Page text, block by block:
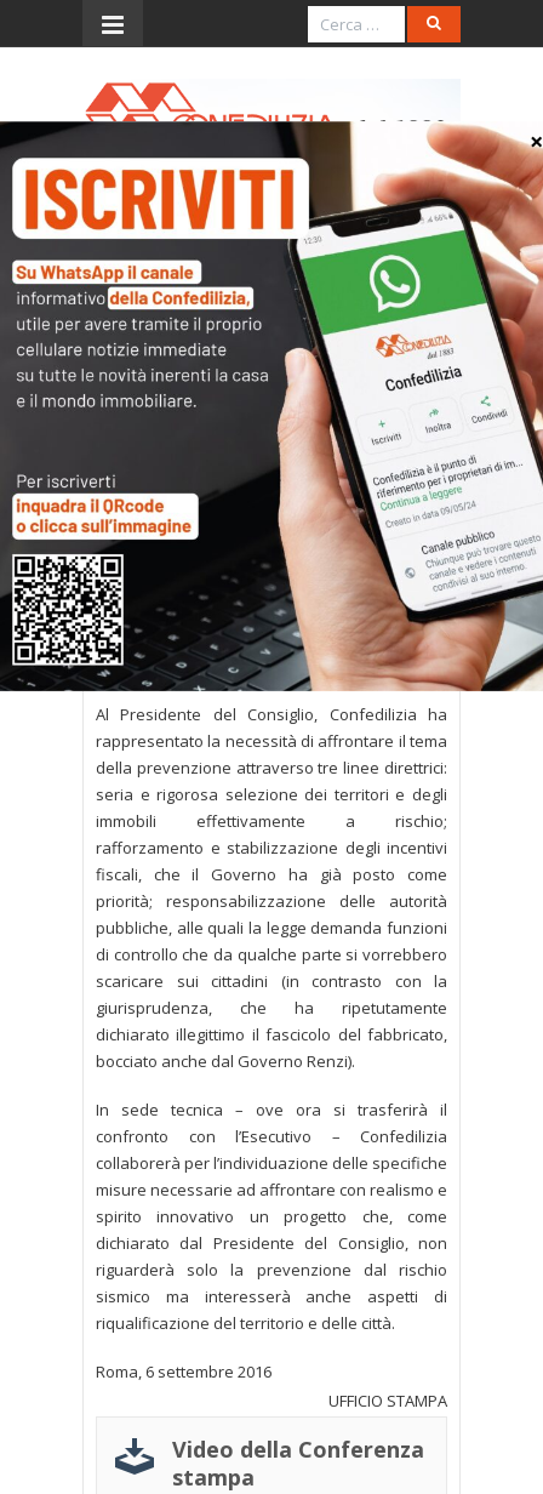
Menu
Renzi a Confedilizia:
l’assicurazione obbligatoria
non è all’ordine del giorno e
non è la soluzione
L’introduzione di una polizza assicurativa
obbligatoria per gli immobili “non è all’ordine del
giorno e non penso sia la soluzione”. Lo ha
detto il Presidente del Consiglio, Matteo Renzi,
rispondendo al Presidente di Confedilizia,
Giorgio Spaziani Testa, nel corso della
consultazione sul progetto Casa Italia svoltasi
nella Sala Verde di Palazzo Chigi. Secondo il
Premier, caricare la classe media di nuovi oneri
risulterebbe contraddittorio dopo l’eliminazione
della tassazione sull’abitazione principale.
Al Presidente del Consiglio, Confedilizia ha
rappresentato la necessità di affrontare il tema
della prevenzione attraverso tre linee direttrici:
seria e rigorosa selezione dei territori e degli
immobili effettivamente a rischio;
rafforzamento e stabilizzazione degli incentivi
fiscali, che il Governo ha già posto come
priorità; responsabilizzazione delle autorità
pubbliche, alle quali la legge demanda funzioni
di controllo che da qualche parte si vorrebbero
scaricare sui cittadini (in contrasto con la
giurisprudenza, che ha ripetutamente
dichiarato illegittimo il fascicolo del fabbricato,
bocciato anche dal Governo Renzi).
In sede tecnica – ove ora si trasferirà il
confronto con l’Esecutivo – Confedilizia
collaborerà per l’individuazione delle specifiche
misure necessarie ad affrontare con realismo e
spirito innovativo un progetto che, come
dichiarato dal Presidente del Consiglio, non
riguarderà solo la prevenzione dal rischio
sismico ma interesserà anche aspetti di
riqualificazione del territorio e delle città.
Roma, 6 settembre 2016
UFFICIO STAMPA
Video della Conferenza
stampa